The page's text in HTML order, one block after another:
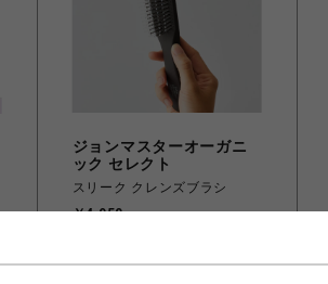
ジョンマスターオーガニ
ック セレクト
スリーク クレンズブラシ
￥4,950